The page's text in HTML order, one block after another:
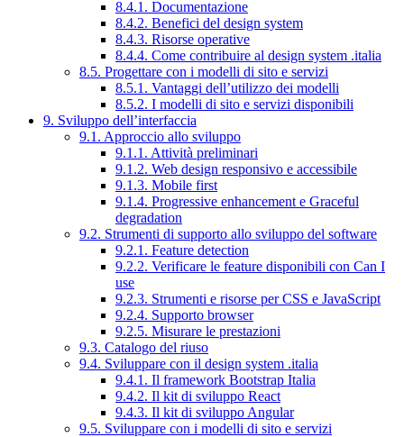
8.4.1. Documentazione
8.4.2. Benefici del design system
8.4.3. Risorse operative
8.4.4. Come contribuire al design system .italia
8.5. Progettare con i modelli di sito e servizi
8.5.1. Vantaggi dell’utilizzo dei modelli
8.5.2. I modelli di sito e servizi disponibili
9. Sviluppo dell’interfaccia
9.1. Approccio allo sviluppo
9.1.1. Attività preliminari
9.1.2. Web design responsivo e accessibile
9.1.3. Mobile first
9.1.4. Progressive enhancement e Graceful
degradation
9.2. Strumenti di supporto allo sviluppo del software
9.2.1. Feature detection
9.2.2. Verificare le feature disponibili con Can I
use
9.2.3. Strumenti e risorse per CSS e JavaScript
9.2.4. Supporto browser
9.2.5. Misurare le prestazioni
9.3. Catalogo del riuso
9.4. Sviluppare con il design system .italia
9.4.1. Il framework Bootstrap Italia
9.4.2. Il kit di sviluppo React
9.4.3. Il kit di sviluppo Angular
9.5. Sviluppare con i modelli di sito e servizi